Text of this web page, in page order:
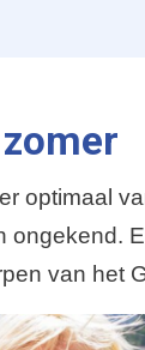
optimaal
ongekend.
van het